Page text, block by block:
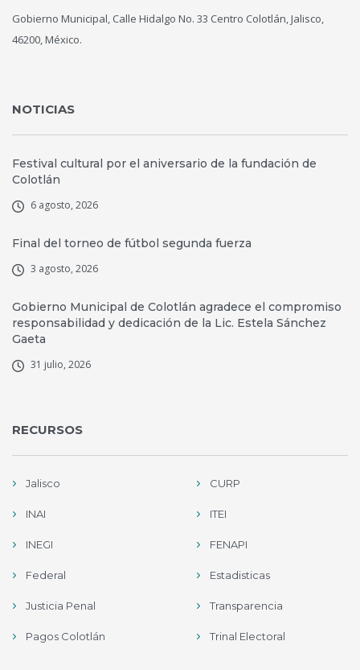
Gobierno Municipal, Calle Hidalgo No. 33 Centro Colotlán, Jalisco,
46200, México.
NOTICIAS
Festival cultural por el aniversario de la fundación de
Colotlán
6 agosto, 2026
Final del torneo de fútbol segunda fuerza
3 agosto, 2026
Gobierno Municipal de Colotlán agradece el compromiso
responsabilidad y dedicación de la Lic. Estela Sánchez
Gaeta
31 julio, 2026
RECURSOS
Jalisco CURP
INAI ITEI
INEGI FENAPI
Federal Estadisticas
Justicia Penal Transparencia
Pagos Colotlán Trinal Electoral